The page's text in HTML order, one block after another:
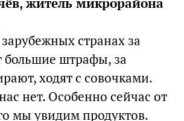
житель микрорайона
странах за
большие штрафы, за
ходят с совочками.
нет. Особенно сейчас от
мы увидим продуктов.